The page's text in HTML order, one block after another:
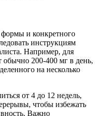
формы и конкретного
инструкциям
Например, для
обычно 200-400 мг в день,
на несколько
от 4 до 12 недель,
чтобы избежать
Важно